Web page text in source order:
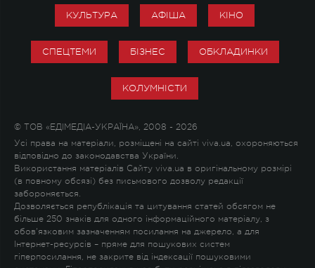
КУЛЬТУРА АФІША КІНО
СПЕЦТЕМИ БІЗНЕС ОБКЛАДИНКИ
КОЛУМНІСТИ
© ТОВ «ЕДІМЕДІА-УКРАЇНА», 2008 - 2026
Усі права на матеріали, розміщені на сайті viva.ua, охороняються
відповідно до законодавства України.
Використання матеріалів Сайту viva.ua в оригінальному розмірі
(в повному обсязі) без письмового дозволу редакції
забороняється.
Дозволяється републікація та цитування статей обсягом не
більше 250 знаків для одного інформаційного матеріалу, з
обов'язковим зазначенням посилання на джерело, а для
Інтернет-ресурсів – пряме для пошукових систем
гіперпосилання, не закрите від індексації пошуковими